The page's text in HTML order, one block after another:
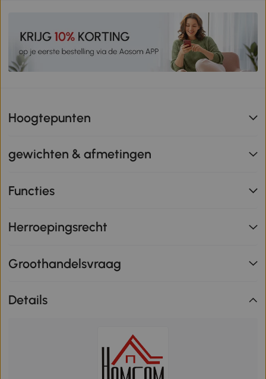
Hoogtepunten
gewichten & afmetingen
Functies
Herroepingsrecht
Groothandelsvraag
Details